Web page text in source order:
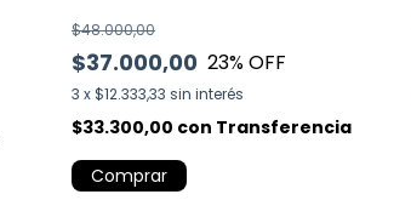
$37.000,00
$48.000,00
23% OFF
3 x $12.333,33 sin interés
$33.300,00 con Transferencia
Comprar